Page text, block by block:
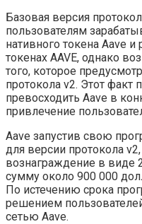
Базовая версия
пользователям
нативного токена Aave
токенах AAVE, однако
того, которое
протокола v2. Этот факт
превосходить Aave в
привлечение
Aave запустив свою
для версии протокола
вознаграждение в виде
сумму около 900 000
По истечению срока
решением
сетью Aave.